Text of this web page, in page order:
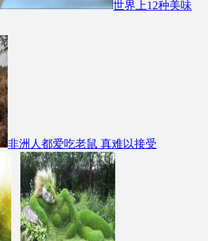
世界上12种美味
非洲人都爱吃老鼠 真难以接受